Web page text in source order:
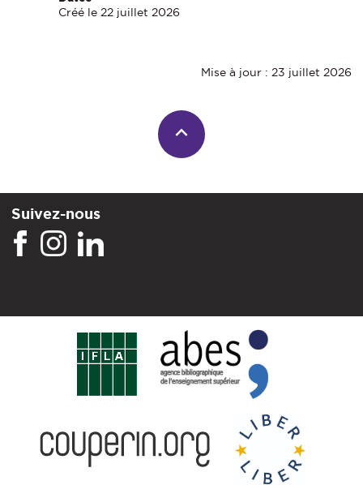
Créé le 22 juillet 2026
Mise à jour : 23 juillet 2026
Suivez-nous